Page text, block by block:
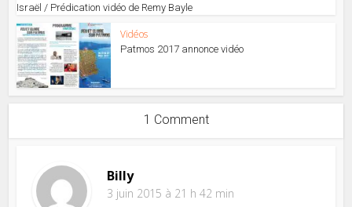
Israël / Prédication vidéo de Remy Bayle
Vidéos
Patmos 2017 annonce vidéo
1 Comment
Billy
3 juin 2015 à 21 h 42 min